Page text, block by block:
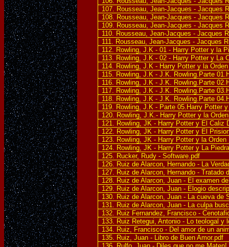
107. Rousseau, Jean-Jacques - Jacques
108. Rousseau, Jean-Jacques - Jacques
109. Rousseau, Jean-Jacques - Jacques
110. Rousseau, Jean-Jacques - Jacques
111. Rousseau, Jean-Jacques - Jacques
112. Rowling, J.K - 01 - Harry Potter y la
113. Rowling, J.K - 02 - Harry Potter y La
114. Rowling, J.K - Harry Potter y la
115. Rowling, J.K - J.K. Rowling.Parte
116. Rowling, J.K - J.K. Rowling.Parte
117. Rowling, J.K - J.K. Rowling.Parte
118. Rowling, J.K - J.K. Rowling.Parte
119. Rowling, J.K - Parte 05.Harry Potter
120. Rowling, J.K.- Harry Potter y la
121. Rowling, JK - Harry Potter y El Caliz
122. Rowling, JK - Harry Potter y El
123. Rowling, JK - Harry Potter y la Orden
124. Rowling, JK - Harry Potter y La
125. Rucker, Rudy - Software.pdf
126. Ruiz de Alarcon, Hernando - La
127. Ruiz de Alarcon, Hernando -
128. Ruiz de Alarcon, Juan - El examen
129. Ruiz de Alarcon, Juan - Elogio
130. Ruiz de Alarcon, Juan - La cueva de
131. Ruiz de Alarcon, Juan - La culpa
132. Ruiz Fernandez, Francisco -
133. Ruiz Retegui, Antonio - Lo teologal y
134. Ruiz, Francisco - Del amor de un
135. Ruiz, Juan - Libro de Buen Amor.pdf